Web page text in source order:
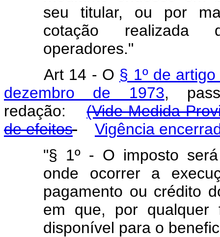
seu titular, ou por
cotação realizada
operadores."
Art 14 - O § 1º de
dezembro de 1973,
redação:(Vide Medida
de efeitos
Vigência
"§ 1º - O imposto
onde ocorrer a
pagamento ou crédito
em que, por qualquer
disponível para o